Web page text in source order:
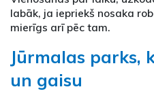
labāk, ja iepriekš nosaka
mierīgs arī pēc tam.
Jūrmalas parks,
un gaisu